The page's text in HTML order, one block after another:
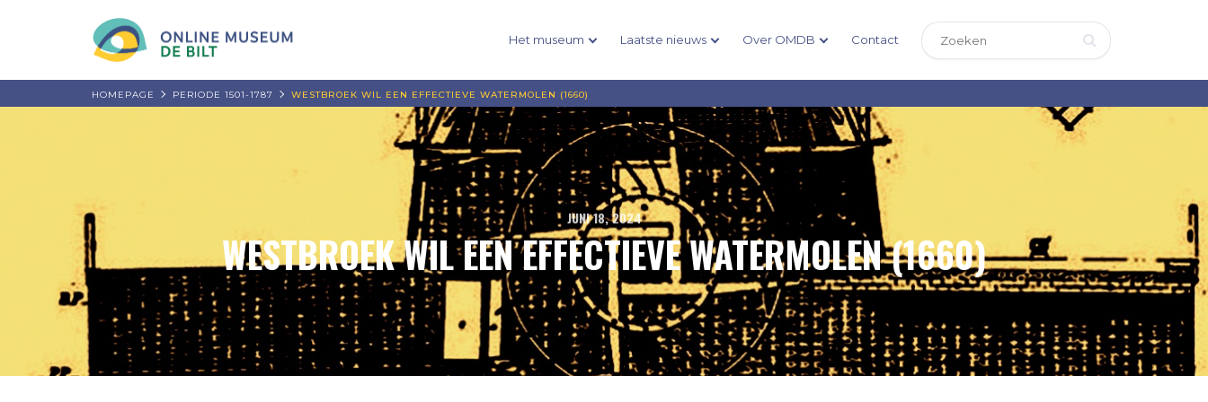
Het museum Laatste nieuws Over OMDB Contact
HOMEPAGE PERIODE 1501-1787 WESTBROEK WIL EEN EFFECTIEVE WATERMOLEN (1660)
JUNI 18, 2024
WESTBROEK WIL EEN EFFECTIEVE WATERMOLEN (1660)